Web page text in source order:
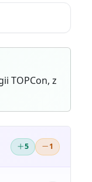
TOPCon, z
5 1